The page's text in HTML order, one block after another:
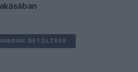
BETÖLTÉSE